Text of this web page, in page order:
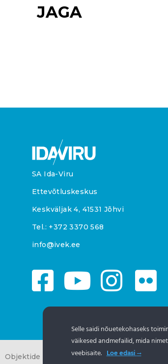
JAGA
SA Ida-Viru
Ettevõtluskeskus
Keskväljak 4, 41531 Jõhvi
Tel.: +372 3370 568
info@ivek.ee
Objektide info pärineb Eesti turismiportaalist
Selle saidi nõuetekohaseks
väikesed andmefailid, mida
veebisaite.
Loe edasi